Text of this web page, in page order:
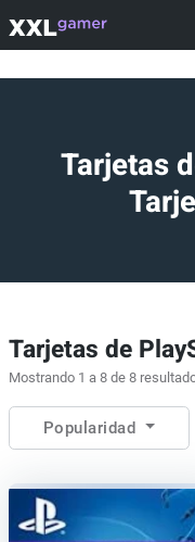
Tarjetas
Tarjetas de
Mostrando 1 a 8 de 8
Popularidad